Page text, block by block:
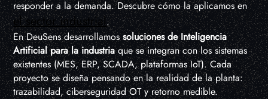
responder a la demanda. Descubre cómo la aplicamos en
el sector industrial.
En DeuSens desarrollamossoluciones de Inteligencia
Artificial para la industriaque se integran con los sistemas
existentes (MES, ERP, SCADA, plataformas IoT). Cada
proyecto se diseña pensando en la realidad de la planta:
trazabilidad, ciberseguridad OT y retorno medible.